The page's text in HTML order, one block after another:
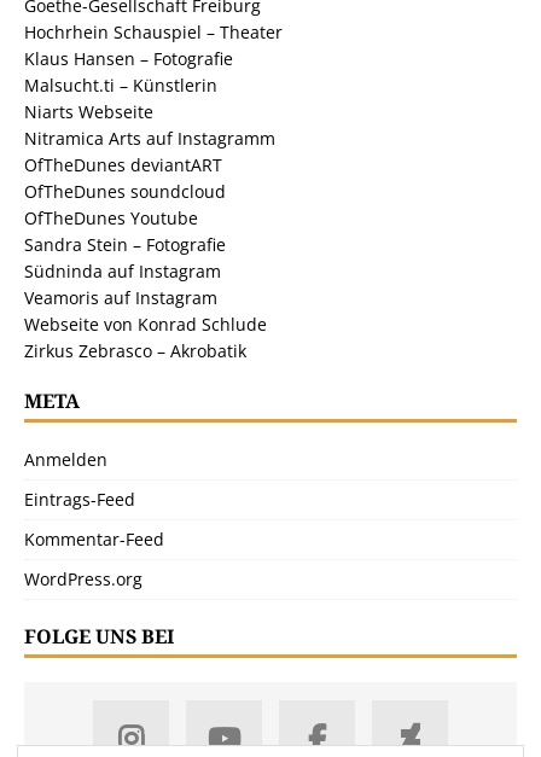
Goethe-Gesellschaft Freiburg
Hochrhein Schauspiel – Theater
Klaus Hansen – Fotografie
Malsucht.ti – Künstlerin
Niarts Webseite
Nitramica Arts auf Instagramm
OfTheDunes deviantART
OfTheDunes soundcloud
OfTheDunes Youtube
Sandra Stein – Fotografie
Südninda auf Instagram
Veamoris auf Instagram
Webseite von Konrad Schlude
Zirkus Zebrasco – Akrobatik
META
Anmelden
Eintrags-Feed
Kommentar-Feed
WordPress.org
FOLGE UNS BEI